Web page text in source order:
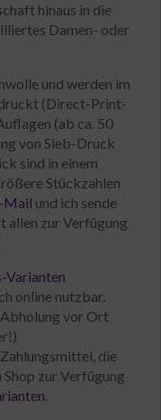
hinaus in die
Damen- oder
und werden im
(Direct-Print-
(ab ca. 50
von Sieb-Druck
sind in einem
Stückzahlen
Mail und ich sende
allen zur Verfügung
Varianten
online nutzbar.
vor Ort
die
zur Verfügung
.